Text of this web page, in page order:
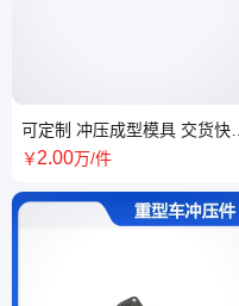
可定制 冲压成型模具 交货快捷
精密构件成型 工业制造
￥2.00万/件